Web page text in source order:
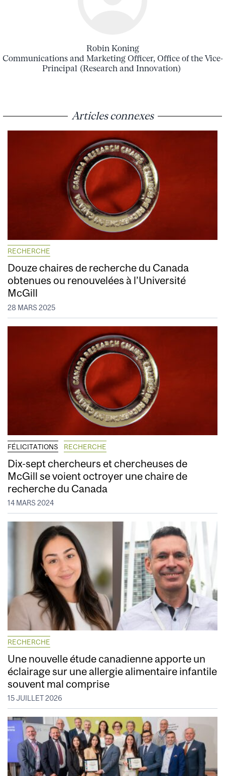
Robin Koning
Communications and Marketing Officer, Office of the Vice-
Principal (Research and Innovation)
Articles connexes
RECHERCHE
Douze chaires de recherche du Canada
obtenues ou renouvelées à l’Université
McGill
28 MARS 2025
FÉLICITATIONS RECHERCHE
Dix-sept chercheurs et chercheuses de
McGill se voient octroyer une chaire de
recherche du Canada
14 MARS 2024
RECHERCHE
Une nouvelle étude canadienne apporte un
éclairage sur une allergie alimentaire infantile
souvent mal comprise
15 JUILLET 2026